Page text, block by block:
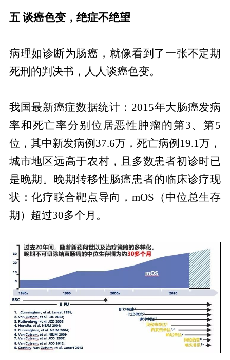
五 谈癌色变，绝症不绝望
病理如诊断为肠癌，就像看到了一张不定期
死刑的判决书，人人谈癌色变。
我国最新癌症数据统计：2015年大肠癌发病
率和死亡率分别位居恶性肿瘤的第3、第5
位，其中新发病例37.6万，死亡病例19.1万，
城市地区远高于农村，且多数患者初诊时已
是晚期。晚期转移性肠癌患者的临床诊疗现
状：化疗联合靶点导向，mOS（中位总生存
期）超过30多个月。